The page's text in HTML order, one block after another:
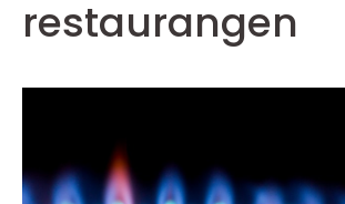
restaurangen